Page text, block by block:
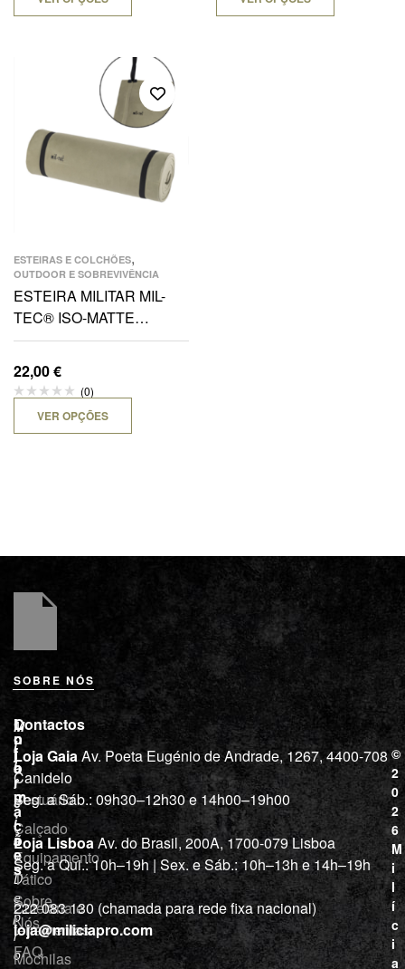
ESTEIRAS E COLCHÕES,
OUTDOOR E SOBREVIVÊNCIA
ESTEIRA MILITAR MIL-
TEC® ISO-MATTE
200X50X1 CM
22,00€
(0)
VER OPÇÕES
SOBRE NÓS
M
i
l
í
c
i
a
“
D
e
p
r
o
L
o
j
a
Vestuário
Calçado
Equipamento
Tático
Cutelaria e
ferramentas
Mochilas
I
n
f
o
r
m
a
ç
õ
e
s
Sobre
Nós
FAQ
Contactos
Loja GaiaAv. Poeta Eugénio de Andrade, 1267, 4400-708
Canidelo
Seg. a Sáb.: 09h30–12h30 e 14h00–19h00
Loja LisboaAv. do Brasil, 200A, 1700-079 Lisboa
Seg. a Qui.: 10h–19h | Sex. e Sáb.: 10h–13h e 14h–19h
222 083 130 (chamada para rede fixa nacional)
loja@miliciapro.com
©
2
0
2
6
M
i
l
í
c
i
a